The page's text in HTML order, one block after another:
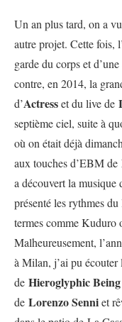
Un an plus tard, on a
autre projet. Cette fois,
garde du corps et
contre, en 2014, la
d’Actresset du live de
septième ciel, suite à
où on était déjà
aux touches d’EBM de
a découvert la musique
présenté les rythmes
termes comme Kuduro
Malheureusement,
à Milan, j’ai pu écouter
de Hieroglyphic Being
de Lorenzo Senniet